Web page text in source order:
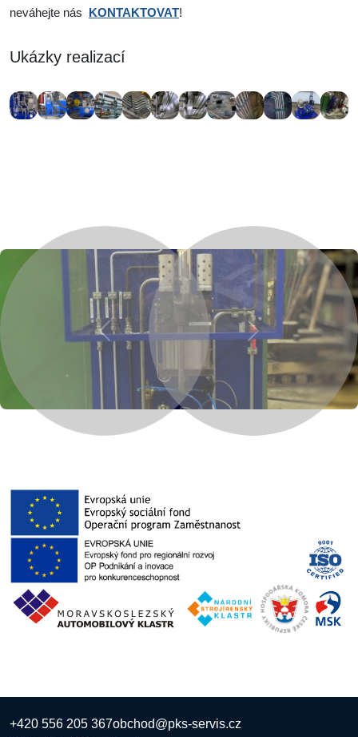
neváhejte nás KONTAKTOVAT!
Ukázky realizací
Previous Next
+420 556 205 367obchod@pks-servis.cz